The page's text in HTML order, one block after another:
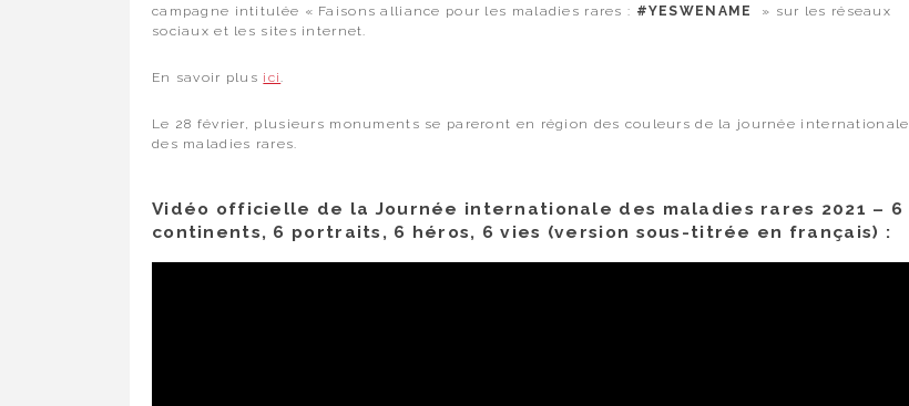
campagne intitulée « Faisons alliance pour les maladies rares : #YESWENAME
» sur les réseaux
sociaux et les sites internet.
En savoir plus ici.
Le 28 février, plusieurs monuments se pareront en région des couleurs de la journée internationale
des maladies rares.
Vidéo officielle de la Journée internationale des maladies rares 2021 – 6
continents, 6 portraits, 6 héros, 6 vies (version sous-titrée en français) :